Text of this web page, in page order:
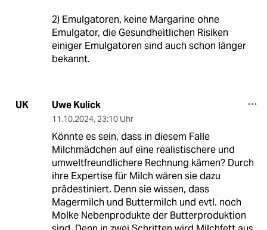
2) Emulgatoren, keine Margarine ohne
Emulgator, die Gesundheitlichen Risiken
einiger Emulgatoren sind auch schon länger
bekannt.
UK Uwe Kulick
11.10.2024, 23:10 Uhr
Könnte es sein, dass in diesem Falle
Milchmädchen auf eine realistischere und
umweltfreundlichere Rechnung kämen? Durch
ihre Expertise für Milch wären sie dazu
prädestiniert. Denn sie wissen, dass
Magermilch und Buttermilch und evtl. noch
Molke Nebenprodukte der Butterproduktion